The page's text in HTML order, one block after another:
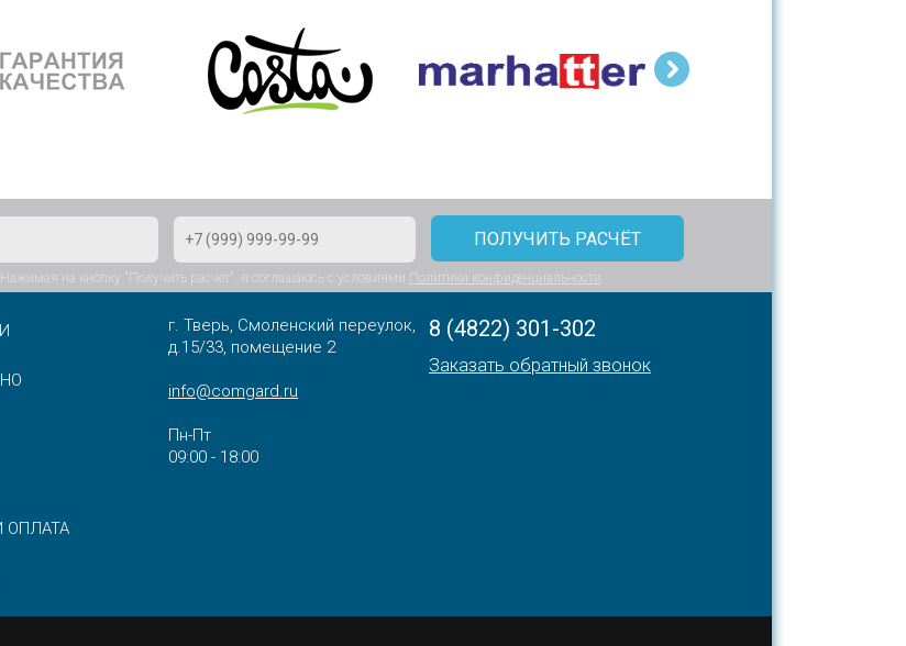
Нажимая на кнопку "Получить расчёт", я соглашаюсь с условиями Политики конфиденциальности
ОПЛАТА
г. Тверь, Смоленский переулок,
д.15/33, помещение 2
info@comgard.ru
Пн-Пт
09:00 - 18:00
8 (4822) 301-302
Заказать обратный звонок